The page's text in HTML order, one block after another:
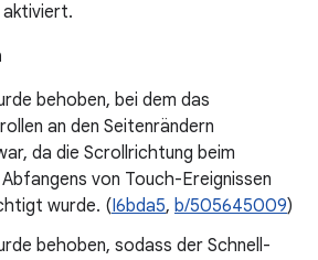
aktiviert.
behoben, bei dem das
an den Seitenrändern
da die Scrollrichtung beim
von Touch-Ereignissen
wurde. (I6bda5, b/505645009)
behoben, sodass der Schnell-